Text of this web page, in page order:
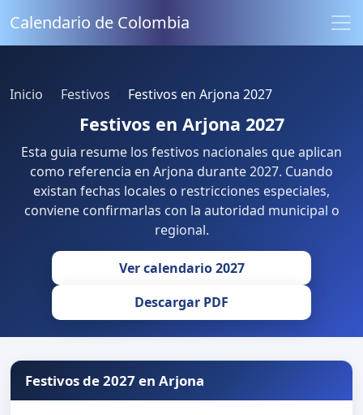
Calendario de Colombia
Inicio Festivos Festivos en Arjona 2027
Festivos en Arjona 2027
Esta guia resume los festivos nacionales que aplican
como referencia en Arjona durante 2027. Cuando
existan fechas locales o restricciones especiales,
conviene confirmarlas con la autoridad municipal o
regional.
Ver calendario 2027
Descargar PDF
Festivos de 2027 en Arjona